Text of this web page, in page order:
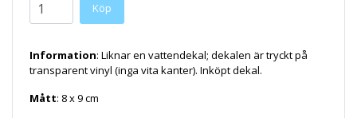
Köp
Information: Liknar en vattendekal; dekalen är tryckt på
transparent vinyl (inga vita kanter). Inköpt dekal.
Mått: 8 x 9 cm